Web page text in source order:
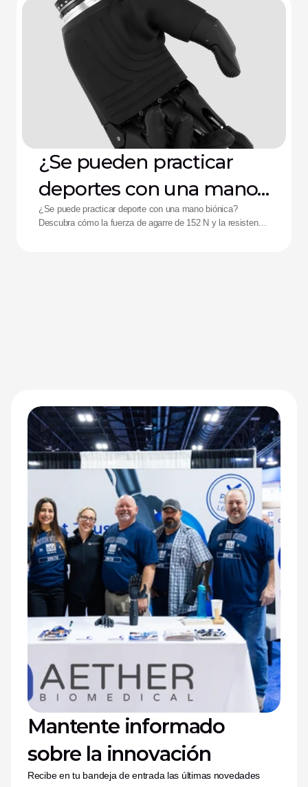
¿Se pueden practicar
deportes con una mano
biónica?
¿Se puede practicar deporte con una mano biónica?
Descubra cómo la fuerza de agarre de 152 N y la resistencia
Mantente informado
sobre la innovación
Recibe en tu bandeja de entrada las últimas novedades